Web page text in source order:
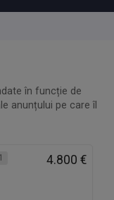
în funcție de
anunțului pe care îl
4.800 €